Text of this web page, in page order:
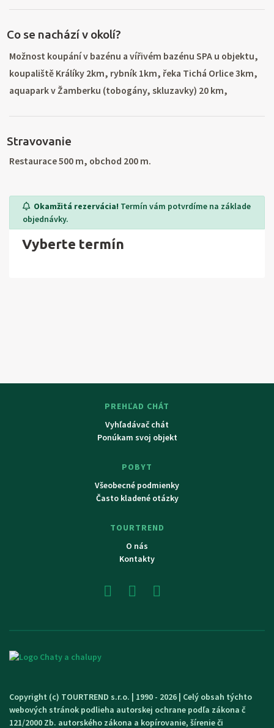
Co se nachází v okolí?
Možnost koupání v bazénu a vířivém bazénu SPA u objektu,
koupaliště Králíky 2km, rybník 1km, řeka Tichá Orlice 3km,
aquapark v Žamberku (tobogány, skluzavky) 20 km,
klášter Hora Matky Boží, vojenské muzeum Králíky,
dělostřelecká tvrz Bouda, opevnění z 2. Světové války.
km, Dolní Morava 9 km (skibus z obce), Ski Mladkov-
Petrovičky 12 km, Ski Čenkovice 15 km, běžecké tratě v
okolí. Výlety do okolí: Kralický Sněžník , Suchý Vrch, tvrz
Bouda, pramen řeky Tichá Orlice, rozhledna na vrchu Val,
Stravovanie
Restaurace 500 m, obchod 200 m.
Okamžitá rezervácia! Termín vám potvrdíme na základe
objednávky.
Vyberte termín
PREHĽAD CHÁT
Vyhľadávač chát
Ponúkam svoj objekt
POBYT
Všeobecné podmienky
Často kladené otázky
TOURTREND
O nás
Kontakty
Copyright (c) TOURTREND s.r.o. | 1990 - 2026 | Celý obsah týchto
webových stránok podlieha autorskej ochrane podľa zákona č
121/2000 Zb. autorského zákona a kopírovanie, šírenie či